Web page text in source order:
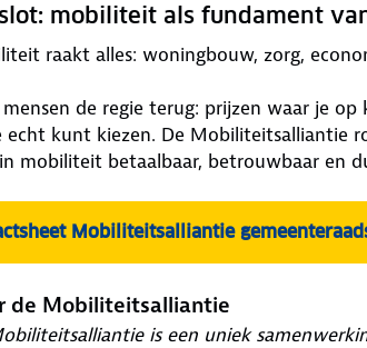
mobiliteit als fundament
raakt alles: woningbouw, zorg,
mensen de regie terug: prijzen waar je
echt kunt kiezen. De Mobiliteitsalliantie
mobiliteit betaalbaar, betrouwbaar en
Mobiliteitsalliantie
de Mobiliteitsalliantie
is een uniek